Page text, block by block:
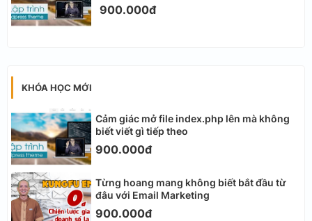
900.000đ
KHÓA HỌC MỚI
Cảm giác mở file index.php lên mà không
biết viết gì tiếp theo
900.000đ
Từng hoang mang không biết bắt đầu từ
đâu với Email Marketing
900.000đ